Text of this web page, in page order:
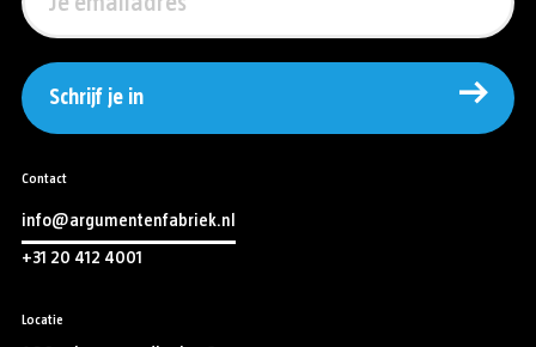
Schrijf je in
Contact
info@argumentenfabriek.nl
+31 20 412 4001
Locatie